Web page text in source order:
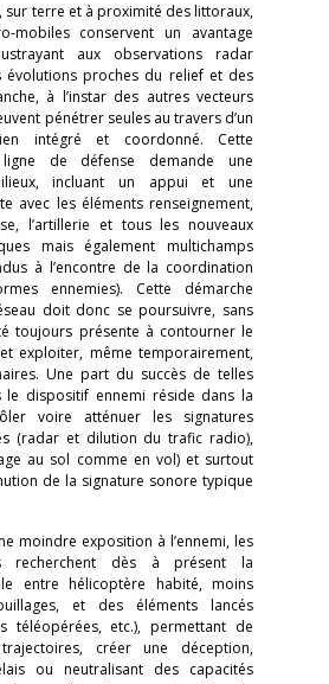
sur terre et à proximité des littoraux,
mobiles conservent un avantage
aux observations radar
évolutions proches du relief et des
à l’instar des autres vecteurs
pénétrer seules au travers d’un
intégré et coordonné. Cette
ligne de défense demande une
incluant un appui et une
avec les éléments renseignement,
l’artillerie et tous les nouveaux
mais également multichamps
à l’encontre de la coordination
ennemies). Cette démarche
doit donc se poursuivre, sans
toujours présente à contourner le
exploiter, même temporairement,
Une part du succès de telles
le dispositif ennemi réside dans la
voire atténuer les signatures
(radar et dilution du trafic radio),
au sol comme en vol) et surtout
de la signature sonore typique
moindre exposition à l’ennemi, les
recherchent dès à présent la
entre hélicoptère habité, moins
et des éléments lancés
téléopérées, etc.), permettant de
créer une déception,
ou neutralisant des capacités